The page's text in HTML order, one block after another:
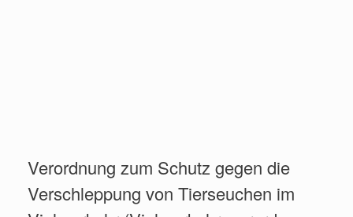
Verordnung zum Schutz gegen die
Verschleppung von Tierseuchen im